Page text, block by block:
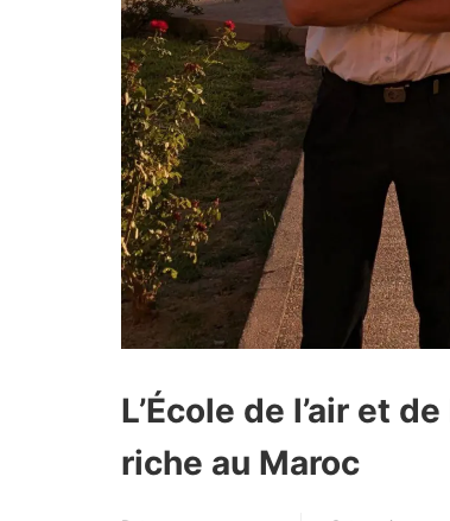
L’École de l’air et
riche au Maroc